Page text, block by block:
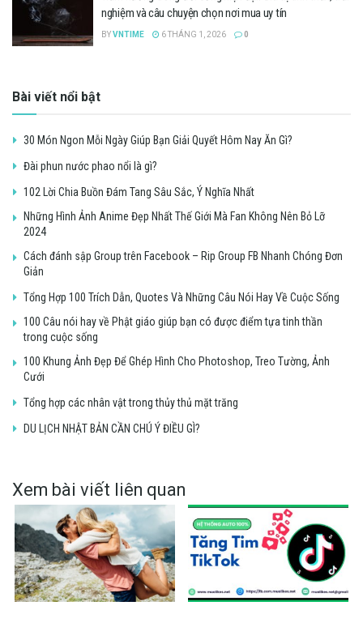
nghiệm và câu chuyện chọn nơi mua uy tín
BYVNTIME 6 THÁNG 1, 2026 0
Bài viết nổi bật
30 Món Ngon Mỗi Ngày Giúp Bạn Giải Quyết Hôm Nay Ăn Gì?
Đài phun nước phao nổi là gì?
102 Lời Chia Buồn Đám Tang Sâu Sắc, Ý Nghĩa Nhất
Những Hình Ảnh Anime Đẹp Nhất Thế Giới Mà Fan Không Nên Bỏ Lỡ
2024
Cách đánh sập Group trên Facebook – Rip Group FB Nhanh Chóng Đơn
Giản
Tổng Hợp 100 Trích Dẫn, Quotes Và Những Câu Nói Hay Về Cuộc Sống
100 Câu nói hay về Phật giáo giúp bạn có được điểm tựa tinh thần
trong cuộc sống
100 Khung Ảnh Đẹp Để Ghép Hình Cho Photoshop, Treo Tường, Ảnh
Cưới
Tổng hợp các nhân vật trong thủy thủ mặt trăng
DU LỊCH NHẬT BẢN CẦN CHÚ Ý ĐIỀU GÌ?
Xem bài viết liên quan